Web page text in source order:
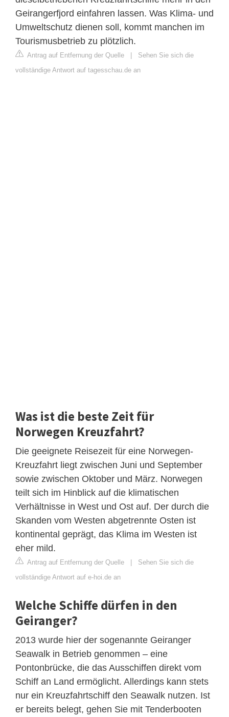
Geirangerfjord einfahren lassen. Was Klima- und
Umweltschutz dienen soll, kommt manchen im
Tourismusbetrieb zu plötzlich.
Antrag auf Entfernung der Quelle | Sehen Sie sich die
vollständige Antwort auf tagesschau.de an
Was ist die beste Zeit für
Norwegen Kreuzfahrt?
Die geeignete Reisezeit für eine Norwegen-
Kreuzfahrt liegt zwischen Juni und September
sowie zwischen Oktober und März. Norwegen
teilt sich im Hinblick auf die klimatischen
Verhältnisse in West und Ost auf. Der durch die
Skanden vom Westen abgetrennte Osten ist
kontinental geprägt, das Klima im Westen ist
eher mild.
Antrag auf Entfernung der Quelle | Sehen Sie sich die
vollständige Antwort auf e-hoi.de an
Welche Schiffe dürfen in den
Geiranger?
2013 wurde hier der sogenannte Geiranger
Seawalk in Betrieb genommen – eine
Pontonbrücke, die das Ausschiffen direkt vom
Schiff an Land ermöglicht. Allerdings kann stets
nur ein Kreuzfahrtschiff den Seawalk nutzen. Ist
er bereits belegt, gehen Sie mit Tenderbooten